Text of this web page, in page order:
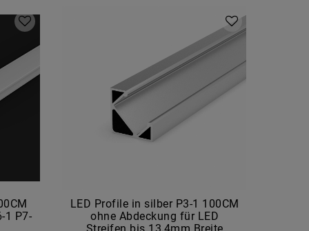
1 P7-
LED Profile in silber P3-1 100CM
ohne Abdeckung für LED